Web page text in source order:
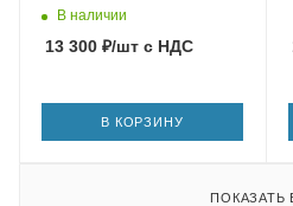
В наличии
13 300 ₽/шт с НДС
В КОРЗИНУ
ПОКАЗАТЬ